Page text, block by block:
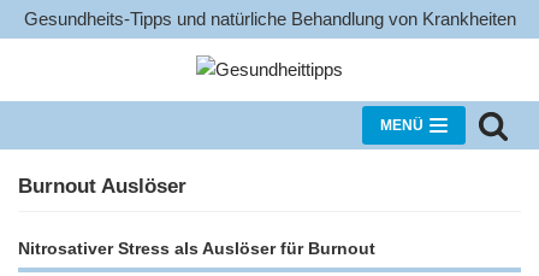
Gesundheits-Tipps und natürliche Behandlung von Krankheiten
MENÜ
Burnout Auslöser
Nitrosativer Stress als Auslöser für Burnout